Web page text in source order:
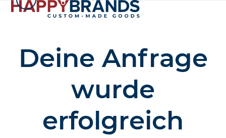
Zum
Inhalt
Deine Anfrage
wurde
erfolgreich